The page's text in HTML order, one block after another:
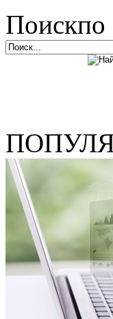
Поискпо